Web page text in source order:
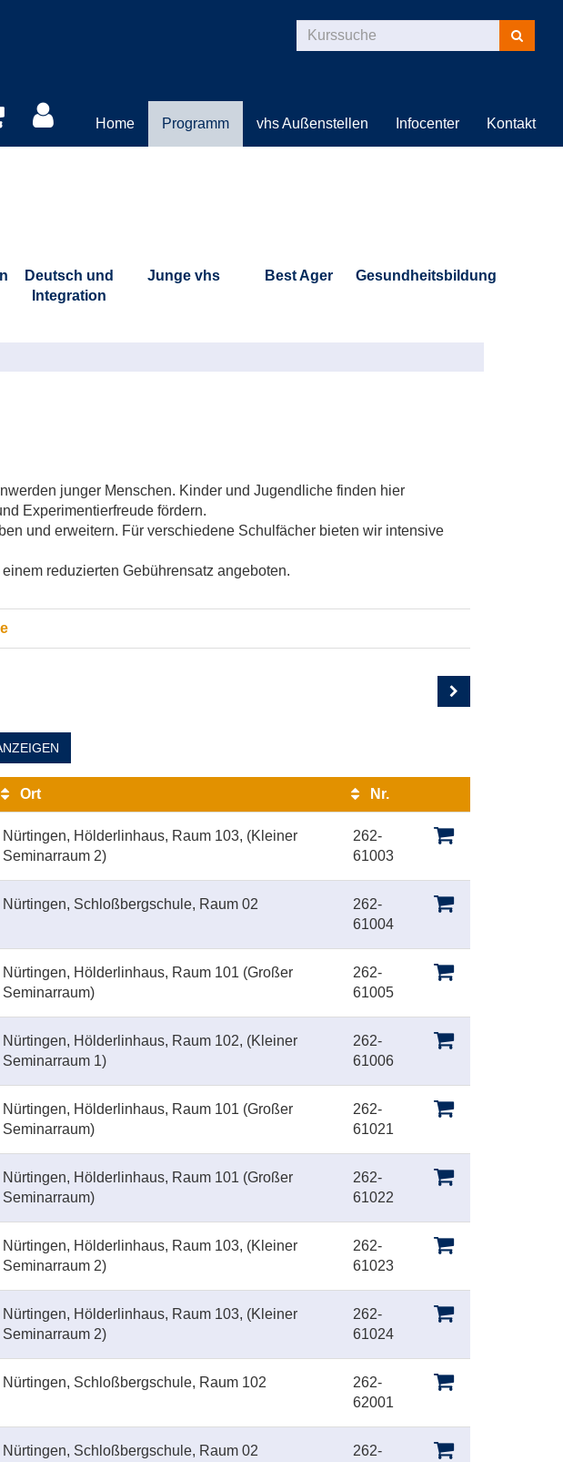
Kurse
suchen
Home Programm vhs Außenstellen Infocenter Kontakt
Deutsch und
Integration
Junge vhs Best Ager Gesundheitsbildung
junger Menschen. Kinder und Jugendliche finden hier
Experimentierfreude fördern.
und erweitern. Für verschiedene Schulfächer bieten wir intensive
reduzierten Gebührensatz angeboten.
Ort
Nr.
Kursstatus
Nürtingen, Hölderlinhaus, Raum 103, (Kleiner
Seminarraum 2)
262-
61003
Nürtingen, Schloßbergschule, Raum 02
262-
61004
Nürtingen, Hölderlinhaus, Raum 101 (Großer
Seminarraum)
262-
61005
Nürtingen, Hölderlinhaus, Raum 102, (Kleiner
Seminarraum 1)
262-
61006
Nürtingen, Hölderlinhaus, Raum 101 (Großer
Seminarraum)
262-
61021
Nürtingen, Hölderlinhaus, Raum 101 (Großer
Seminarraum)
262-
61022
Nürtingen, Hölderlinhaus, Raum 103, (Kleiner
Seminarraum 2)
262-
61023
Nürtingen, Hölderlinhaus, Raum 103, (Kleiner
Seminarraum 2)
262-
61024
Nürtingen, Schloßbergschule, Raum 102
262-
62001
Nürtingen, Schloßbergschule, Raum 02
262-